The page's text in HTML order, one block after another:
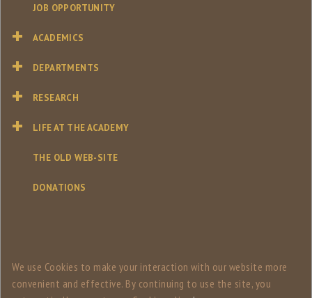
JOB OPPORTUNITY
ACADEMICS
DEPARTMENTS
RESEARCH
LIFE AT THE ACADEMY
THE OLD WEB-SITE
DONATIONS
We use Сookies to make your interaction with our website more
convenient and effective. By continuing to use the site, you